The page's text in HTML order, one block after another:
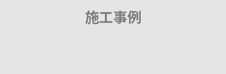
施工事例